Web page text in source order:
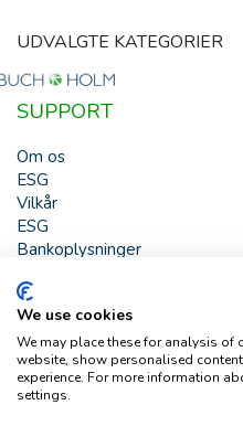
UDVALGTE KATEGORIER
SUPPORT
Om os
ESG
Vilkår
ESG
Bankoplysninger
HJÆLP
Buch & Holm A/S -
Tlf. +45 44 54 00 00 - e-
DK-
We use cookies
We may place these for analysis
website, show personalised
experience. For more information
settings.